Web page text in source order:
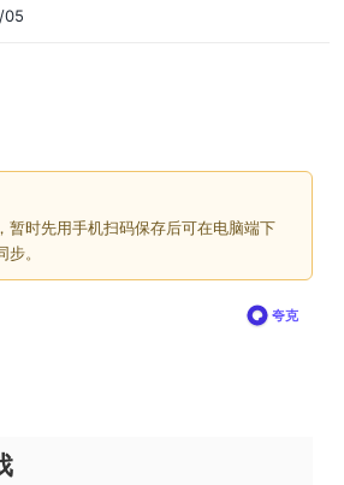
05
夸克
暂时先用手机扫码保存后可在电脑端下
。